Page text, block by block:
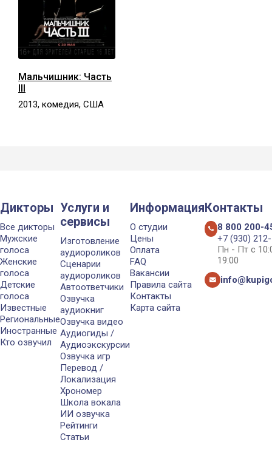
Мальчишник: Часть
III
2013, комедия, США
Дикторы
Все дикторы
Мужские
голоса
Женские
голоса
Детские
голоса
Известные
Региональные
Иностранные
Кто озвучил
Услуги и
сервисы
Изготовление
аудиороликов
Сценарии
аудиороликов
Автоответчики
Озвучка
аудиокниг
Озвучка видео
Аудиогиды /
Аудиоэкскурсии
Озвучка игр
Перевод /
Локализация
Хрономер
Школа вокала
ИИ озвучка
Рейтинги
Статьи
Информация
О студии
Цены
Оплата
FAQ
Вакансии
Правила сайта
Контакты
Карта сайта
Контакты
8 800 200-
+7 (930)
Пн - Пт с
19:00